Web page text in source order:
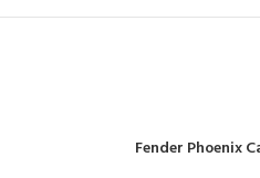
Fender Phoenix